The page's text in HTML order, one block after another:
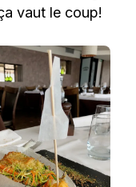
vaut le coup!